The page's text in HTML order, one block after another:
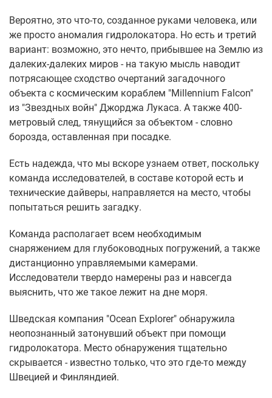
Вероятно, это что-то, созданное руками человека, или
же просто аномалия гидролокатора. Но есть и третий
вариант: возможно, это нечто, прибывшее на Землю из
далеких-далеких миров - на такую мысль наводит
потрясающее сходство очертаний загадочного
объекта с космическим кораблем "Millennium Falcon"
из "Звездных войн" Джорджа Лукаса. А также 400-
метровый след, тянущийся за объектом - словно
борозда, оставленная при посадке.
Есть надежда, что мы вскоре узнаем ответ, поскольку
команда исследователей, в составе которой есть и
технические дайверы, направляется на место, чтобы
попытаться решить загадку.
Команда располагает всем необходимым
снаряжением для глубоководных погружений, а также
дистанционно управляемыми камерами.
Исследователи твердо намерены раз и навсегда
выяснить, что же такое лежит на дне моря.
Шведская компания "Ocean Explorer" обнаружила
неопознанный затонувший объект при помощи
гидролокатора. Место обнаружения тщательно
скрывается - известно только, что это где-то между
Швецией и Финляндией.